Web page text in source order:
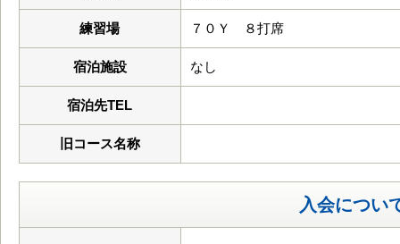
練習場 ７０Ｙ ８打席
宿泊施設 なし
宿泊先TEL
旧コース名称
入会につい